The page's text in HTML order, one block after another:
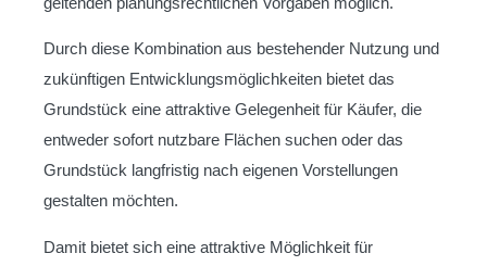
Durch diese Kombination aus bestehender Nutzung und
zukünftigen Entwicklungsmöglichkeiten bietet das
Grundstück eine attraktive Gelegenheit für Käufer, die
entweder sofort nutzbare Flächen suchen oder das
Grundstück langfristig nach eigenen Vorstellungen
gestalten möchten.
Damit bietet sich eine attraktive Möglichkeit für